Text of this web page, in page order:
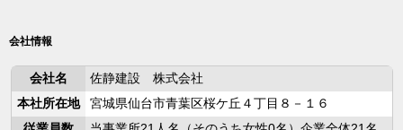
会社情報
会社名
佐静建設 株式会社
本社所在地
宮城県仙台市青葉区桜ケ丘４丁目８－１６